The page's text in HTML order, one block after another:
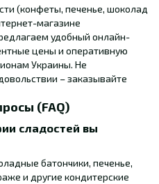
(конфеты, печенье, шоколад
магазине
удобный онлайн-
цены и оперативную
Украины. Не
– заказывайте
(FAQ)
сладостей вы
батончики, печенье,
и другие кондитерские